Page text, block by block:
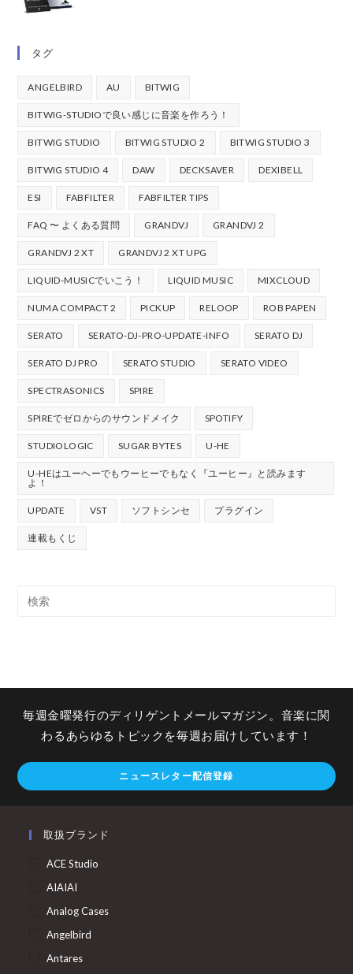
タグ
ANGELBIRD AU BITWIG
BITWIG-STUDIOで良い感じに音楽を作ろう！
BITWIG STUDIO BITWIG STUDIO 2 BITWIG STUDIO 3
BITWIG STUDIO 4 DAW DECKSAVER DEXIBELL
ESI FABFILTER FABFILTER TIPS
FAQ 〜 よくある質問 GRANDVJ GRANDVJ 2
GRANDVJ 2 XT GRANDVJ 2 XT UPG
LIQUID-MUSICでいこう！ LIQUID MUSIC MIXCLOUD
NUMA COMPACT 2 PICKUP RELOOP ROB PAPEN
SERATO SERATO-DJ-PRO-UPDATE-INFO SERATO DJ
SERATO DJ PRO SERATO STUDIO SERATO VIDEO
SPECTRASONICS SPIRE
SPIREでゼロからのサウンドメイク SPOTIFY
STUDIOLOGIC SUGAR BYTES U-HE
U-HEはユーヘーでもウーヒーでもなく『ユーヒー』と読みます
よ！
UPDATE VST ソフトシンセ プラグイン
連載もくじ
毎週金曜発行のディリゲントメールマガジン。音楽に関
わるあらゆるトピックを毎週お届けしています！
ニュースレター配信登録
取扱ブランド
ACE Studio
AIAIAI
Analog Cases
Angelbird
Antares